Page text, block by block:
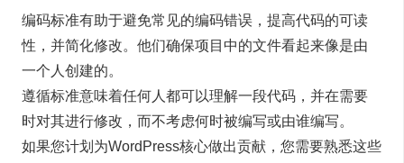
编码标准有助于避免常见的编码错误，提高代码的可读
性，并简化修改。他们确保项目中的文件看起来像是由
一个人创建的。
遵循标准意味着任何人都可以理解一段代码，并在需要
时对其进行修改，而不考虑何时被编写或由谁编写。
如果您计划为WordPress核心做出贡献，您需要熟悉这些